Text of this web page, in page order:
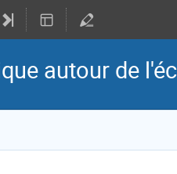
autour de